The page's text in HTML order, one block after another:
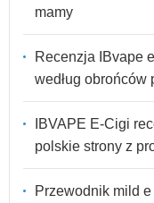
mamy
Recenzja IBvape
według obrońców
IBVAPE E-Cigi
polskie strony z
Przewodnik mild